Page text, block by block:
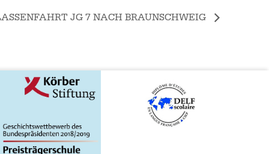
JG 7 NACH BRAUNSCHWEIG